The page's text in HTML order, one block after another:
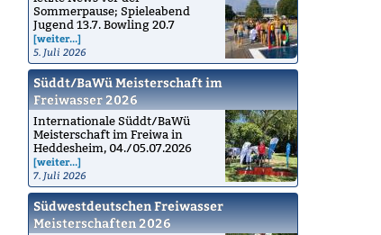
Sommerpause; Spieleabend
Jugend 13.7. Bowling 20.7
[weiter...]
5. Juli 2026
Süddt/BaWü Meisterschaft im
Freiwasser 2026
Internationale Süddt/BaWü
Meisterschaft im Freiwa in
Heddesheim, 04./05.07.2026
[weiter...]
7. Juli 2026
Südwestdeutschen Freiwasser
Meisterschaften 2026